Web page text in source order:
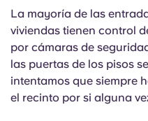
La mayoría de las
viviendas tienen control
por cámaras de
las puertas de los pisos
intentamos que siempre
el recinto por si alguna